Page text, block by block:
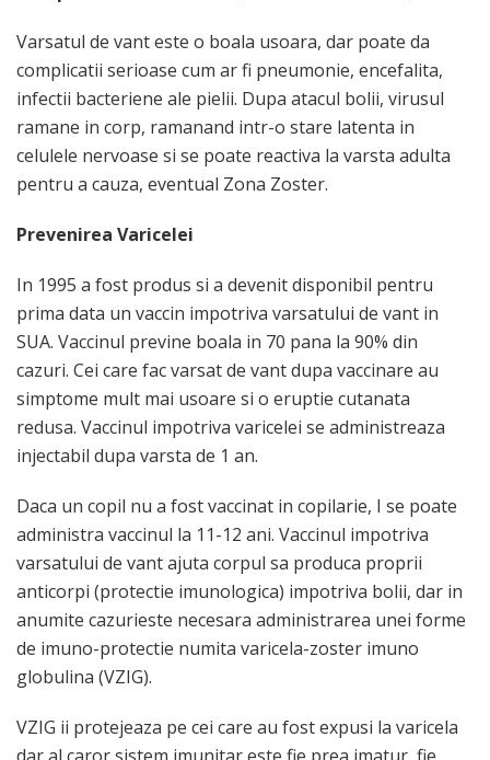
Varsatul de vant este o boala usoara, dar poate da
complicatii serioase cum ar fi pneumonie, encefalita,
infectii bacteriene ale pielii. Dupa atacul bolii, virusul
ramane in corp, ramanand intr-o stare latenta in
celulele nervoase si se poate reactiva la varsta adulta
pentru a cauza, eventual Zona Zoster.
Prevenirea Varicelei
In 1995 a fost produs si a devenit disponibil pentru
prima data un vaccin impotriva varsatului de vant in
SUA. Vaccinul previne boala in 70 pana la 90% din
cazuri. Cei care fac varsat de vant dupa vaccinare au
simptome mult mai usoare si o eruptie cutanata
redusa. Vaccinul impotriva varicelei se administreaza
injectabil dupa varsta de 1 an.
Daca un copil nu a fost vaccinat in copilarie, I se poate
administra vaccinul la 11-12 ani. Vaccinul impotriva
varsatului de vant ajuta corpul sa produca proprii
anticorpi (protectie imunologica) impotriva bolii, dar in
anumite cazurieste necesara administrarea unei forme
de imuno-protectie numita varicela-zoster imuno
globulina (VZIG).
VZIG ii protejeaza pe cei care au fost expusi la varicela